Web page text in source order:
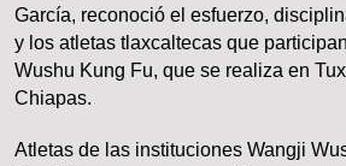
García, reconoció el esfuerzo,
y los atletas tlaxcaltecas que
Wushu Kung Fu, que se realiza en
Chiapas.
Atletas de las instituciones Wangji